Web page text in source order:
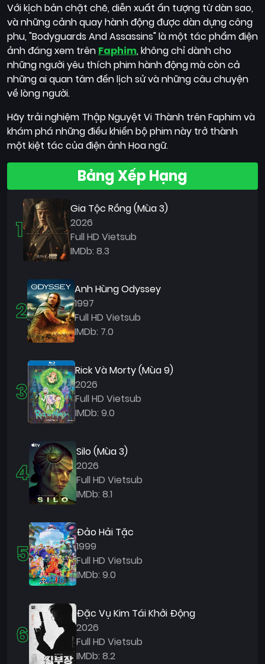
Với kịch bản chặt chẽ, diễn xuất ấn tượng từ dàn sao,
và những cảnh quay hành động được dàn dựng công
phu, "Bodyguards And Assassins" là một tác phẩm điện
ảnh đáng xem trên Faphim, không chỉ dành cho
những người yêu thích phim hành động mà còn cả
những ai quan tâm đến lịch sử và những câu chuyện
về lòng người.
Hãy trải nghiệm Thập Nguyệt Vi Thành trên Faphim và
khám phá những điều khiến bộ phim này trở thành
một kiệt tác của điện ảnh Hoa ngữ.
Bảng Xếp Hạng
1
Gia Tộc Rồng (Mùa 3)
2026
Full HD Vietsub
IMDb: 8.3
2
Anh Hùng Odyssey
1997
Full HD Vietsub
IMDb: 7.0
3
Rick Và Morty (Mùa 9)
2026
Full HD Vietsub
IMDb: 9.0
4
Silo (Mùa 3)
2026
Full HD Vietsub
IMDb: 8.1
5
Đảo Hải Tặc
1999
Full HD Vietsub
IMDb: 9.0
6
Đặc Vụ Kim Tái Khởi Động
2026
Full HD Vietsub
IMDb: 8.2